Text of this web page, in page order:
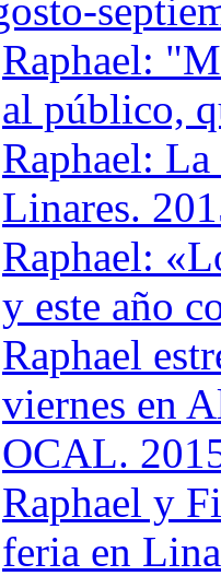
Raphael:
al público,
Raphael:
Linares.
Raphael:
y este año
Raphael
viernes en
OCAL.
Raphael y
feria en